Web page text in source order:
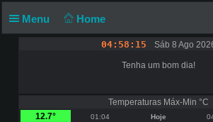
Menu Home
04:58:15 Sáb 8 Ago
Tenha um bom dia!
Temperaturas Máx-Min °C
12.7°
01:04 Hoje